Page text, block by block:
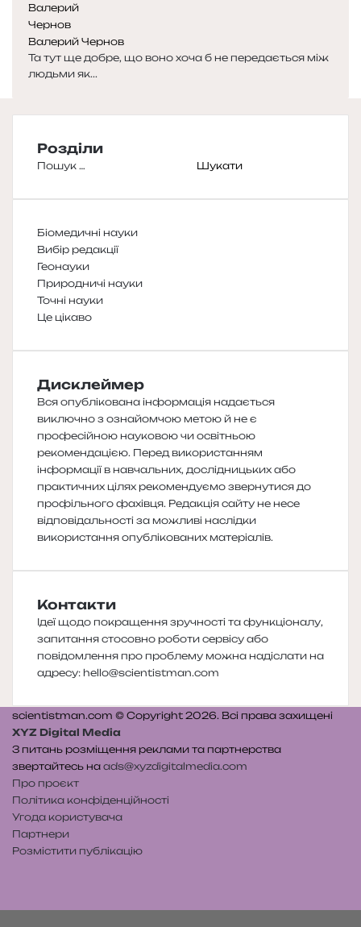
Валерий Чернов
Та тут ще добре, що воно хоча б не передається між
людьми як...
Розділи
Пошук:
Біомедичні науки
Вибір редакції
Геонауки
Природничі науки
Точні науки
Це цікаво
Дисклеймер
Вся опублікована інформація надається
виключно з ознайомчою метою й не є
професійною науковою чи освітньою
рекомендацією. Перед використанням
інформації в навчальних, дослідницьких або
практичних цілях рекомендуємо звернутися до
профільного фахівця. Редакція сайту не несе
відповідальності за можливі наслідки
використання опублікованих матеріалів.
Контакти
Ідеї щодо покращення зручності та функціоналу,
запитання стосовно роботи сервісу або
повідомлення про проблему можна надіслати на
адресу: hello@scientistman.com
scientistman.com © Copyright 2026. Всі права захищені
XYZ Digital Media
З питань розміщення реклами та партнерства
звертайтесь на ads@xyzdigitalmedia.com
Про проєкт
Політика конфіденційності
Угода користувача
Партнери
Розмістити публікацію